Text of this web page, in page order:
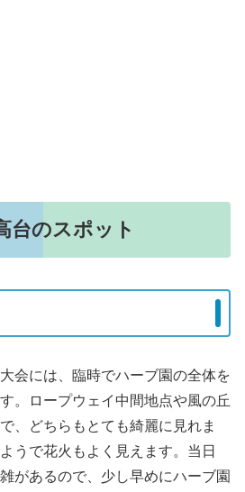
台のスポット
会には、臨時でハーブ園の全体を
。ロープウェイ中間地点や風の丘
、どちらもとても綺麗に見れま
うで花火もよく見えます。当日
があるので、少し早めにハーブ園